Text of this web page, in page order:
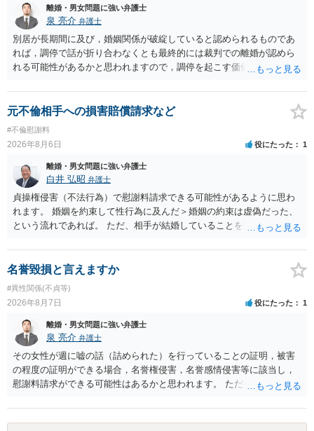
的・心理的な理由の氏変更は様々な意味でハードルがかなり高く、弁
護士へ依頼しても苦労することが強く予想されるところです。、もし
本人申立てをお考えであれば、医学知識はもちろん法律知識も要求さ
れますので、性急な申立てをせず、知識と資料をしっかりと揃えて、
万全の体制で申立てに臨んだ方がよいと思われます。
離婚・男女問題に強い弁護士
泉 亮介 弁護士
別居が長期間に及び，婚姻関係が破綻していると認められるものであ
れば，調停で話が折り合わなくとも最終的には裁判での離婚が認めら
れる可能性があるかと思われますので，調停を起こす価値はあるよう
は調停が成立するということはないため，相手が合意するメリットを
だしてでも調停で終わらせるよう努めるのか，裁判離婚を見据えて調
停での離婚に固執しないかいずれかの対応は必要となるかと思われま
す。 お一人で対応するのは難しい側面もありますので弁護士を立てる
ことを検討されると良いかと思われます。
元不倫相手への損害賠償請求など
#不倫慰謝料
2026年8月6日 役にたった 1
離婚・男女問題に強い弁護士
白井 弘昭 弁護士
貞操権侵害（不法行為）で慰謝料請求できる可能性があるように思わ
れます。 婚姻を約束して性行為に及んだ＞婚姻の約束は虚偽だった、
という流れであれば。 ただ、相手が結婚していることを知って行為に
性も認められそうですので、あまり慰謝料は高額にならないように思
われます。 一度、最寄りの弁護士に相談してみてください。
名誉毀損と言えますか
#異性関係(不貞等)
2026年8月7日 役にたった 1
離婚・男女問題に強い弁護士
泉 亮介 弁護士
その女性が週に嘘の話（詰められた）を行っていることの証明，被害
の程度の証明ができる場合，名誉権侵害，名誉感情侵害等に該当し，
慰謝料請求ができる可能性はあるかと思われます。 ただ弁護士費用を
た方が良いでしょう。